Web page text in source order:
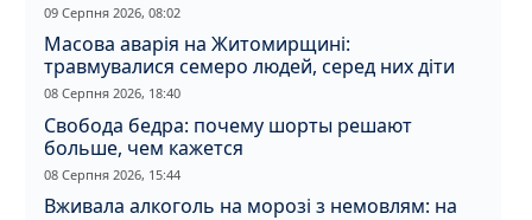
09 Серпня 2026, 08:02
Масова аварія на Житомирщині:
травмувалися семеро людей, серед них діти
08 Серпня 2026, 18:40
Свобода бедра: почему шорты решают
больше, чем кажется
08 Серпня 2026, 15:44
Вживала алкоголь на морозі з немовлям: на